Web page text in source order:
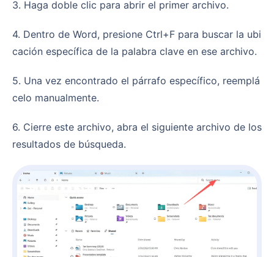
3. Haga doble clic para abrir el primer archivo.
4. Dentro de Word, presione Ctrl+F para buscar la ubi
cación específica de la palabra clave en ese archivo.
5. Una vez encontrado el párrafo específico, reemplá
celo manualmente.
6. Cierre este archivo, abra el siguiente archivo de los
resultados de búsqueda.